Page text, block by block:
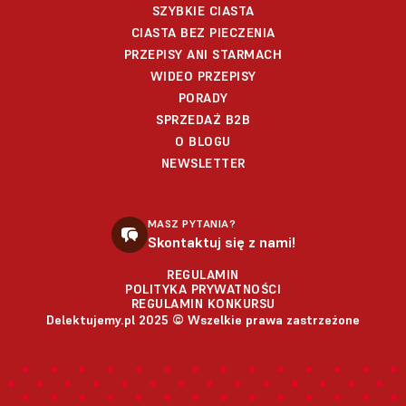
SZYBKIE CIASTA
CIASTA BEZ PIECZENIA
PRZEPISY ANI STARMACH
WIDEO PRZEPISY
PORADY
SPRZEDAŻ B2B
O BLOGU
NEWSLETTER
MASZ PYTANIA?
Skontaktuj się z nami!
REGULAMIN
POLITYKA PRYWATNOŚCI
REGULAMIN KONKURSU
Delektujemy.pl 2025 © Wszelkie prawa zastrzeżone